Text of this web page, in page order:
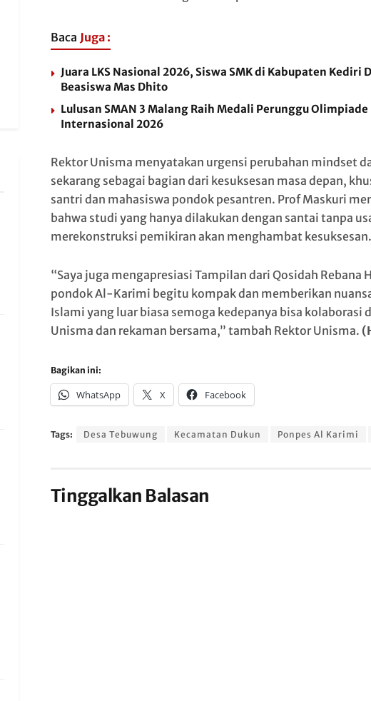
Baca Juga :
Juara LKS Nasional 2026, Siswa SMK di Kabupaten Kediri
Beasiswa Mas Dhito
Lulusan SMAN 3 Malang Raih Medali Perunggu
Internasional 2026
Rektor Unisma menyatakan urgensi perubahan mindset
sekarang sebagai bagian dari kesuksesan masa depan,
santri dan mahasiswa pondok pesantren. Prof Maskuri
bahwa studi yang hanya dilakukan dengan santai tanpa
merekonstruksi pemikiran akan menghambat kesuksesan.
“Saya juga mengapresiasi Tampilan dari Qosidah Rebana
pondok Al-Karimi begitu kompak dan memberikan
Islami yang luar biasa semoga kedepanya bisa kolaborasi
Unisma dan rekaman bersama,” tambah Rektor Unisma.
Bagikan ini:
WhatsApp X Facebook
Tags: Desa Tebuwung Kecamatan Dukun Ponpes Al Karimi
Tinggalkan Balasan